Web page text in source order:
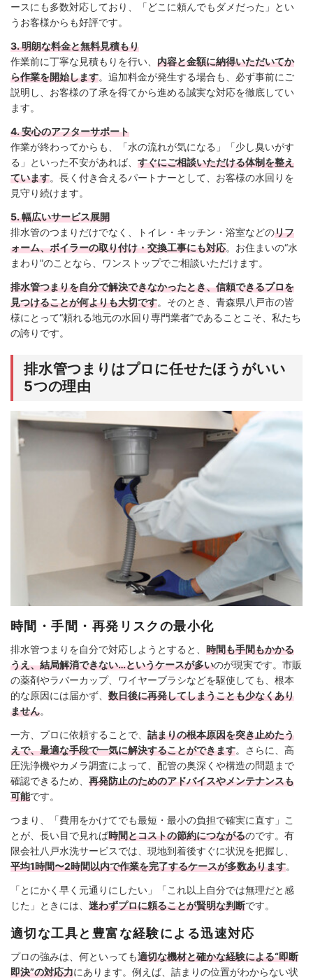
ースにも多数対応しており、「どこに頼んでもダメだった」とい
うお客様からも好評です。
3. 明朗な料金と無料見積もり
作業前に丁寧な見積もりを行い、 内容と金額に納得いただいてか
ら作業を開始します。追加料金が発生する場合も、必ず事前にご
説明し、お客様の了承を得てから進める誠実な対応を徹底してい
ます。
4. 安心のアフターサポート
作業が終わってからも、「水の流れが気になる」「少し臭いがす
る」といった不安があれば、 すぐにご相談いただける体制を整え
ています。長く付き合えるパートナーとして、お客様の水回りを
見守り続けます。
5. 幅広いサービス展開
排水管のつまりだけでなく、トイレ・キッチン・浴室などのリフ
ォーム、ボイラーの取り付け・交換工事にも対応。お住まいの“水
まわり”のことなら、ワンストップでご相談いただけます。
排水管つまりを自分で解決できなかったとき、信頼できるプロを
見つけることが何よりも大切です。そのとき、青森県八戸市の皆
様にとって“頼れる地元の水回り専門業者”であることこそ、私たち
の誇りです。
排水管つまりはプロに任せたほうがいい
5つの理由
時間・手間・再発リスクの最小化
排水管つまりを自分で対応しようとすると、 時間も手間もかかる
うえ、結局解消できない…というケースが多いのが現実です。市販
の薬剤やラバーカップ、ワイヤーブラシなどを駆使しても、根本
的な原因には届かず、 数日後に再発してしまうことも少なくあり
ません。
一方、プロに依頼することで、 詰まりの根本原因を突き止めたう
えで、最適な手段で一気に解決することができます。さらに、高
圧洗浄機やカメラ調査によって、配管の奥深くや構造の問題まで
確認できるため、 再発防止のためのアドバイスやメンテナンスも
可能です。
つまり、「費用をかけてでも最短・最小の負担で確実に直す」こ
とが、長い目で見れば時間とコストの節約につながるのです。有
限会社八戸水洗サービスでは、現地到着後すぐに状況を把握し、
平均1時間〜2時間以内で作業を完了するケースが多数あります。
「とにかく早く元通りにしたい」「これ以上自分では無理だと感
じた」ときには、 迷わずプロに頼ることが賢明な判断です。
適切な工具と豊富な経験による迅速対応
プロの強みは、何といっても適切な機材と確かな経験による“即断
即決”の対応力にあります。例えば、詰まりの位置がわからない状